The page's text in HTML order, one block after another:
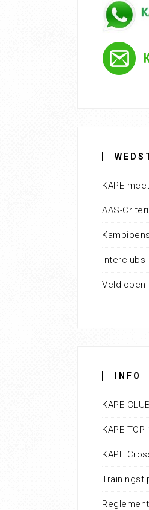
KAPE-
AAS-
Interclubs
Veldlopen
INFO
KAPE
KAPE
KAPE